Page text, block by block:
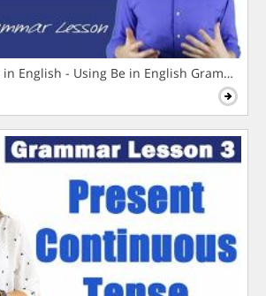
in English - Using Be in English Grammar